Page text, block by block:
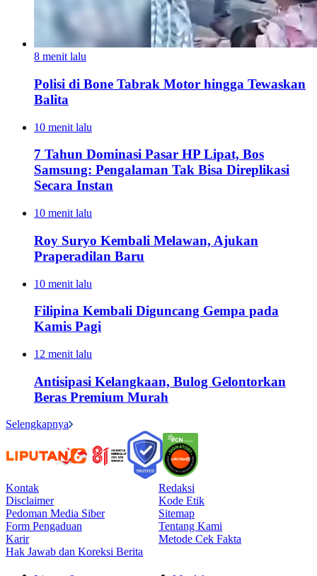
8 menit lalu
Polisi di Bone Tabrak Motor hingga Tewaskan
Balita
10 menit lalu
7 Tahun Dominasi Pasar HP Lipat, Bos
Samsung: Pengalaman Tak Bisa Direplikasi
Secara Instan
10 menit lalu
Roy Suryo Kembali Melawan, Ajukan
Praperadilan Baru
10 menit lalu
Filipina Kembali Diguncang Gempa pada
Kamis Pagi
12 menit lalu
Antisipasi Kelangkaan, Bulog Gelontorkan
Beras Premium Murah
Selengkapnya
Kontak
Redaksi
Disclaimer
Kode Etik
Pedoman Media Siber
Sitemap
Form Pengaduan
Tentang Kami
Karir
Metode Cek Fakta
Hak Jawab dan Koreksi Berita